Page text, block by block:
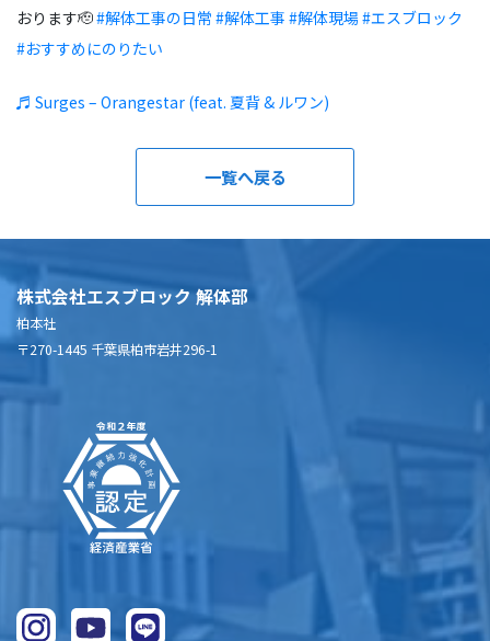
おります🫡#解体工事の日常 #解体工事 #解体現場 #エスブロック
#おすすめにのりたい
♬ Surges – Orangestar (feat. 夏背 & ルワン)
一覧へ戻る
株式会社エスブロック 解体部
柏本社
〒270-1445 千葉県柏市岩井296-1